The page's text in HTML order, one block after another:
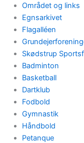
Området og links
Egnsarkivet
Flagalléen
Skødstrup
Badminton
Basketball
Dartklub
Fodbold
Gymnastik
Håndbold
Petanque